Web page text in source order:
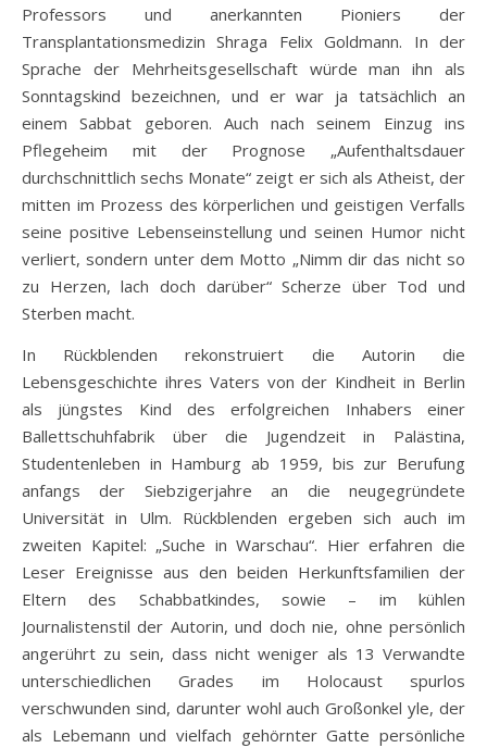
Professors und anerkannten Pioniers der
Transplantationsmedizin Shraga Felix Goldmann. In der
Sprache der Mehrheitsgesellschaft würde man ihn als
Sonntagskind bezeichnen, und er war ja tatsächlich an
einem Sabbat geboren. Auch nach seinem Einzug ins
Pflegeheim mit der Prognose „Aufenthaltsdauer
durchschnittlich sechs Monate“ zeigt er sich als Atheist, der
mitten im Prozess des körperlichen und geistigen Verfalls
seine positive Lebenseinstellung und seinen Humor nicht
verliert, sondern unter dem Motto „Nimm dir das nicht so
zu Herzen, lach doch darüber“ Scherze über Tod und
Sterben macht.
In Rückblenden rekonstruiert die Autorin die
Lebensgeschichte ihres Vaters von der Kindheit in Berlin
als jüngstes Kind des erfolgreichen Inhabers einer
Ballettschuhfabrik über die Jugendzeit in Palästina,
Studentenleben in Hamburg ab 1959, bis zur Berufung
anfangs der Siebzigerjahre an die neugegründete
Universität in Ulm. Rückblenden ergeben sich auch im
zweiten Kapitel: „Suche in Warschau“. Hier erfahren die
Leser Ereignisse aus den beiden Herkunftsfamilien der
Eltern des Schabbatkindes, sowie – im kühlen
Journalistenstil der Autorin, und doch nie, ohne persönlich
angerührt zu sein, dass nicht weniger als 13 Verwandte
unterschiedlichen Grades im Holocaust spurlos
verschwunden sind, darunter wohl auch Großonkel yle, der
als Lebemann und vielfach gehörnter Gatte persönliche